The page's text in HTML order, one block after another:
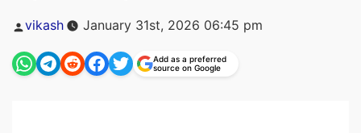
Posted
vikash January 31st, 2026 06:45 pm
Add as a preferred
source on Google